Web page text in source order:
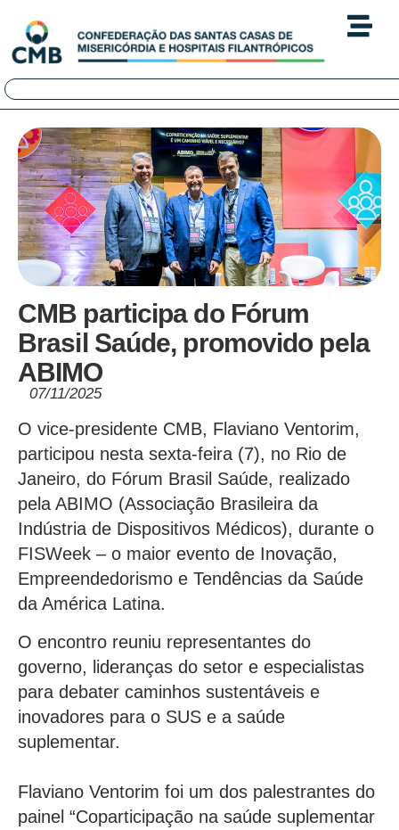
CMB participa do Fórum
Brasil Saúde, promovido pela
ABIMO
07/11/2025
O vice-presidente CMB, Flaviano Ventorim,
participou nesta sexta-feira (7), no Rio de
Janeiro, do Fórum Brasil Saúde, realizado
pela ABIMO (Associação Brasileira da
Indústria de Dispositivos Médicos), durante o
FISWeek – o maior evento de Inovação,
Empreendedorismo e Tendências da Saúde
da América Latina.
O encontro reuniu representantes do
governo, lideranças do setor e especialistas
para debater caminhos sustentáveis e
inovadores para o SUS e a saúde
suplementar.
Flaviano Ventorim foi um dos palestrantes do
painel “Coparticipação na saúde suplementar